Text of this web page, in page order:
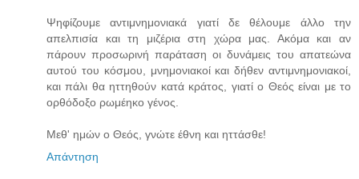
Ψηφίζουμε αντιμνημονιακά γιατί δε θέλουμε άλλο την
απελπισία και τη μιζέρια στη χώρα μας. Ακόμα και αν
πάρουν προσωρινή παράταση οι δυνάμεις του απατεώνα
αυτού του κόσμου, μνημονιακοί και δήθεν αντιμνημονιακοί,
και πάλι θα ηττηθούν κατά κράτος, γιατί ο Θεός είναι με το
ορθόδοξο ρωμέηκο γένος.
Μεθ' ημών ο Θεός, γνώτε έθνη και ηττάσθε!
Απάντηση